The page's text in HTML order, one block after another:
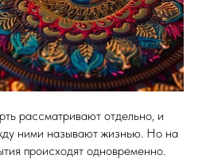
рассматривают отдельно, и
ними называют жизнью. Но на
происходят одновременно.